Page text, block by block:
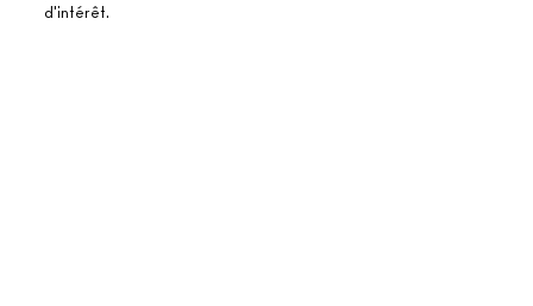
BEAUTÉ CONSCIENTE
S’ABONNER AUX E-MAILS
d'intérêt.